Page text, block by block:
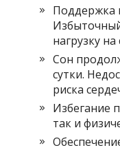
Поддержка
нагрузку
Сон
сутки.
риска
Избегание
так и